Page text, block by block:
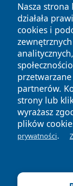
Nasza
działała
cookies i
partnerów.
strony lub
wyrażasz
plików
prywatności.
Copyright © 2026
zastrzeżone.
News Autorzy